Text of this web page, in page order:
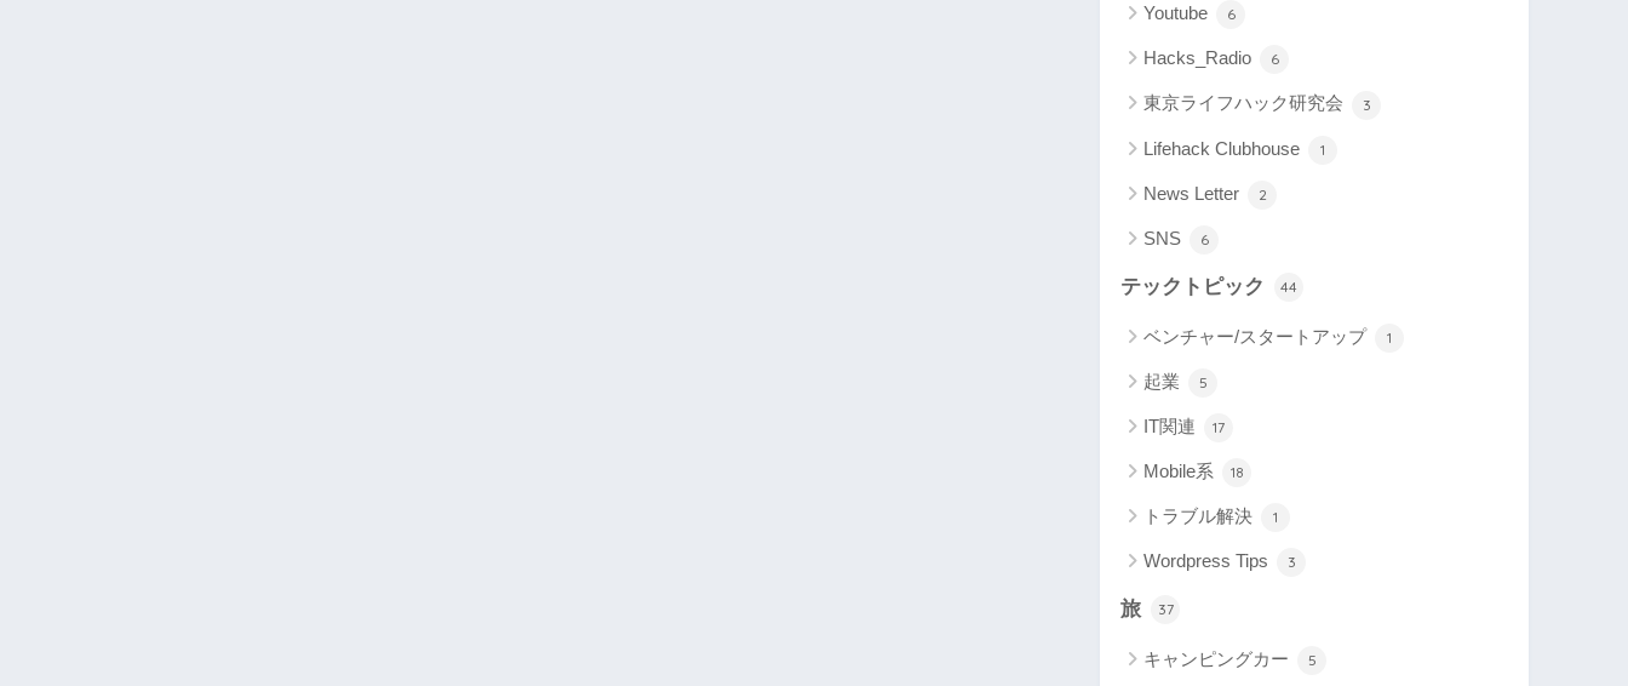
Youtube 6
Hacks_Radio 6
東京ライフハック研究会 3
Lifehack Clubhouse 1
News Letter 2
SNS 6
テックトピック 44
ベンチャー/スタートアップ 1
起業 5
IT関連 17
Mobile系 18
トラブル解決 1
Wordpress Tips 3
旅 37
キャンピングカー 5